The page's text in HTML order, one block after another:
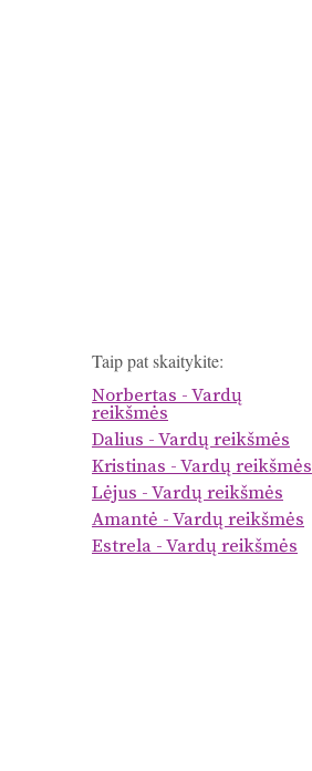
Taip pat skaitykite:
Norbertas - Vardų
reikšmės
Dalius - Vardų reikšmės
Kristinas - Vardų reikšmės
Lėjus - Vardų reikšmės
Amantė - Vardų reikšmės
Estrela - Vardų reikšmės